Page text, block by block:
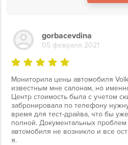
gorbacevdina
05 февраля 2021
Мониторила цены автомобиля
известным мне салонам, но
Центр стоимость была с учетом
забронировала по телефону
время для тест-драйва, что бы
полной. Документальных
автомобиля не возникло и все
я.